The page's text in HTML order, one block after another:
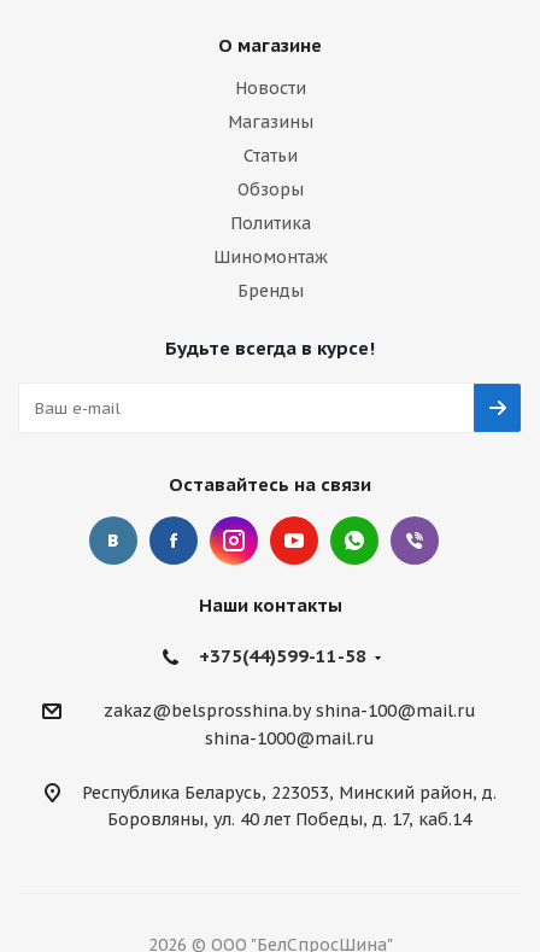
О магазине
Новости
Магазины
Статьи
Обзоры
Политика
Шиномонтаж
Бренды
Будьте всегда в курсе!
Оставайтесь на связи
Наши контакты
+375(44)599-11-58
zakaz@belsprosshina.by shina-100@mail.ru
shina-1000@mail.ru
Республика Беларусь, 223053, Минский район, д.
Боровляны, ул. 40 лет Победы, д. 17, каб.14
2026 © ООО "БелСпросШина"